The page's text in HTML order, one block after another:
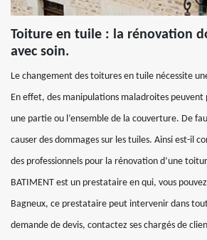
Toiture en tuile : la rénovation
avec soin.
Le changement des toitures en tuile nécessite
En effet, des manipulations maladroites peuvent
une partie ou l’ensemble de la couverture. De
causer des dommages sur les tuiles. Ainsi est-il
des professionnels pour la rénovation d’une
BATIMENT est un prestataire en qui, vous
Bagneux, ce prestataire peut intervenir dans
demande de devis, contactez ses chargés de